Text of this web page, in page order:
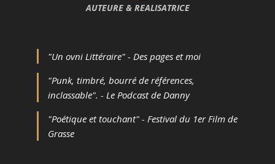
AUTEURE & REALISATRICE
"Un ovni Littéraire" - Des pages et moi
"Punk, timbré, bourré de références,
inclassable". - Le Podcast de Danny
"Poétique et touchant" - Festival du 1er Film de
Grasse